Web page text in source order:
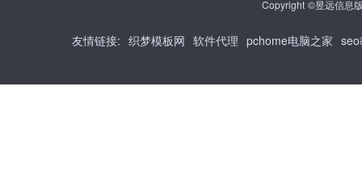
Copyright ©昱远信息
友情链接: 织梦模板网 软件代理 pchome电脑之家